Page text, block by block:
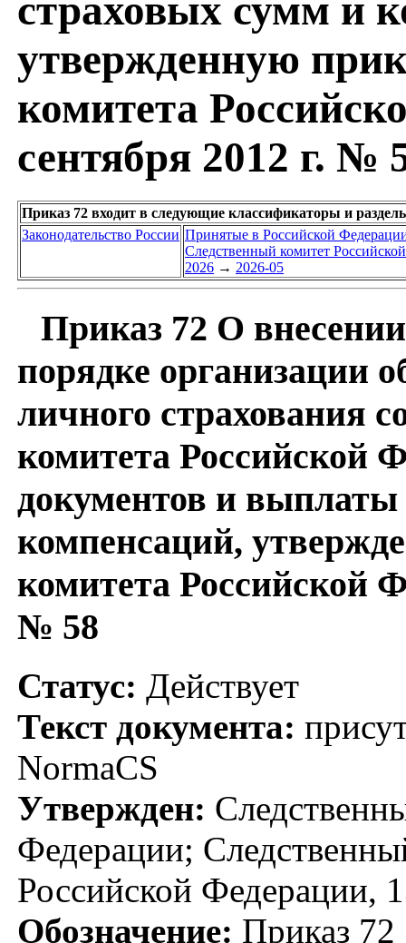
страховых сумм и
утвержденную
комитета
сентября 2012 г. №
Приказ 72 входит в следующие классификаторы и
Законодательство России Принятые в Российской
Следственный комитет
2026 → 2026-05
Приказ 72 О
порядке организации
личного страхования
комитета Российской
документов и
компенсаций,
комитета Российской
№ 58
Статус: Действует
Текст документа:
NormaCS
Утвержден:
Федерации;
Российской Федерации,
Обозначение: Приказ 72